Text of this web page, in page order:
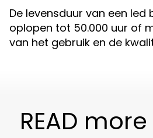
De levensduur van een led
oplopen tot 50.000 uur of
van het gebruik en de
READ